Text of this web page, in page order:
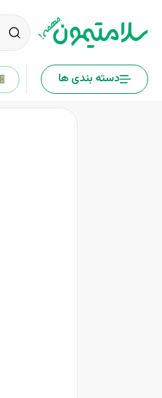
دسته بندی ها